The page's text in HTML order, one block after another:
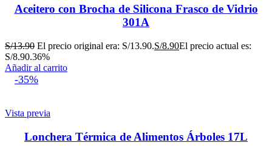
Aceitero con Brocha de Silicona Frasco de Vidrio
301A
S/13.90 El precio original era: S/13.90.S/8.90El precio actual es:
S/8.90.36%
Añadir al carrito
-35%
Vista previa
Lonchera Térmica de Alimentos Árboles 17L